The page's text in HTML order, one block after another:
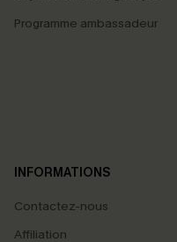
Programme ambassadeur
INFORMATIONS
Contactez-nous
Affiliation
-15% dès
*Un code par